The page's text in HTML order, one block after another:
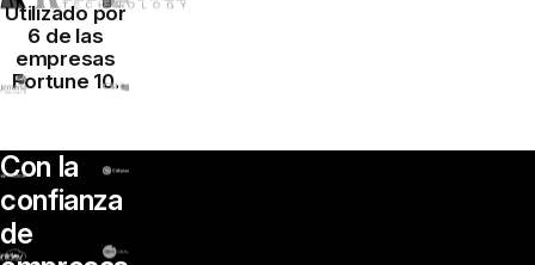
Utilizado por
6 de las
empresas
Fortune 10.
Con la
confianza
de